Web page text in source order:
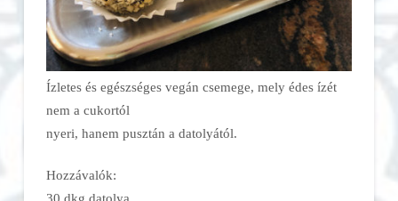
Ízletes és egészséges vegán csemege, mely édes ízét
nem a cukortól
nyeri, hanem pusztán a datolyától.
Hozzávalók:
30 dkg datolya